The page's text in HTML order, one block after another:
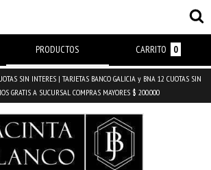
PRODUCTOS CARRITO 0
SIN INTERES | TARJETAS BANCO GALICIA y BNA 12 CUOTAS SIN
GRATIS A SUCURSAL COMPRAS MAYORES $ 200.000